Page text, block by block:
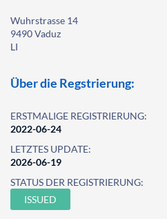
Wuhrstrasse 14
9490 Vaduz
LI
Über die Regstrierung:
ERSTMALIGE REGISTRIERUNG:
2022-06-24
LETZTES UPDATE:
2026-06-19
STATUS DER REGISTRIERUNG:
ISSUED